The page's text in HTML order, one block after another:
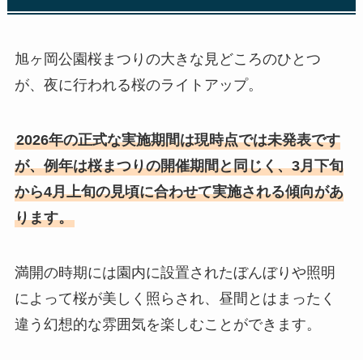
旭ヶ岡公園桜まつりの大きな見どころのひとつ
が、夜に行われる桜のライトアップ。
2026年の正式な実施期間は現時点では未発表です
が、例年は桜まつりの開催期間と同じく、3月下旬
から4月上旬の見頃に合わせて実施される傾向があ
ります。
満開の時期には園内に設置されたぼんぼりや照明
によって桜が美しく照らされ、昼間とはまったく
違う幻想的な雰囲気を楽しむことができます。